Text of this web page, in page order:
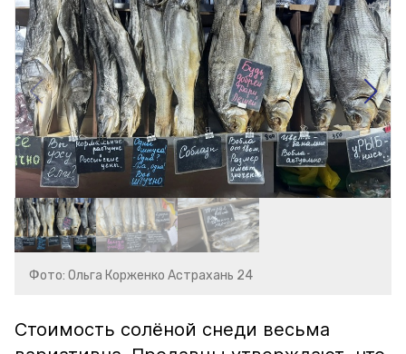
Фото: Ольга Корженко Астрахань 24
Стоимость солёной снеди весьма